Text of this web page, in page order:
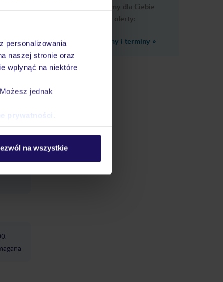
personalizowania
naszej stronie oraz
wpłynąć na niektóre
jednak
prywatności
na wszystkie
w
ok.
Przygotowaliśmy dla Ciebie
podobne oferty:
Zobacz inne ceny i terminy »